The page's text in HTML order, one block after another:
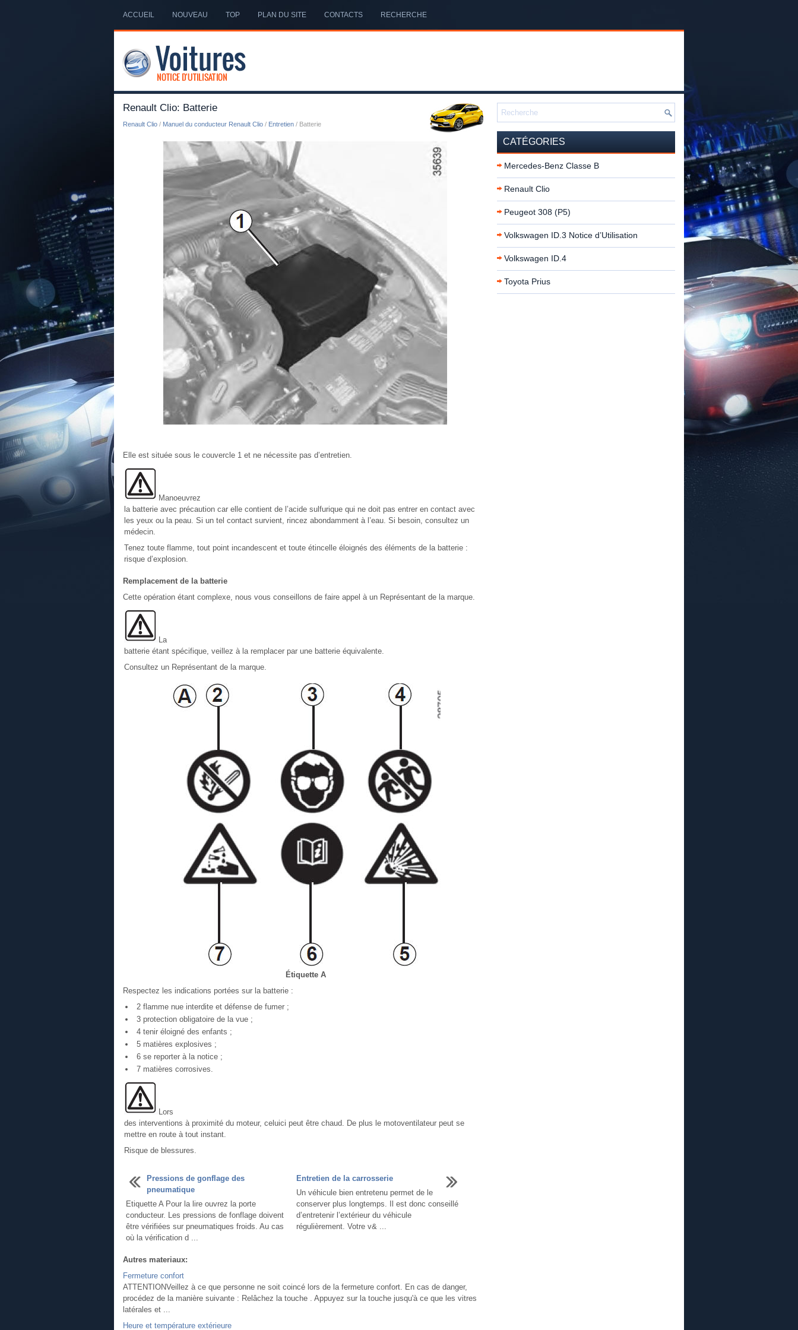
ACCUEIL NOUVEAU TOP PLAN DU SITE CONTACTS RECHERCHE
Renault Clio: Batterie
Renault Clio / Manuel du conducteur Renault Clio / Entretien / Batterie
Elle est située sous le couvercle 1 et ne nécessite pas d’entretien.
Manoeuvrez
la batterie avec précaution car elle contient de l’acide sulfurique qui ne doit pas entrer en contact avec
les yeux ou la peau. Si un tel contact survient, rincez abondamment à l’eau. Si besoin, consultez un
médecin.
Tenez toute flamme, tout point incandescent et toute étincelle éloignés des éléments de la batterie :
risque d’explosion.
Remplacement de la batterie
Cette opération étant complexe, nous vous conseillons de faire appel à un Représentant de la marque.
La
batterie étant spécifique, veillez à la remplacer par une batterie équivalente.
Consultez un Représentant de la marque.
Étiquette A
Respectez les indications portées sur la batterie :
2 flamme nue interdite et défense de fumer ;
3 protection obligatoire de la vue ;
4 tenir éloigné des enfants ;
5 matières explosives ;
6 se reporter à la notice ;
7 matières corrosives.
Lors
des interventions à proximité du moteur, celuici peut être chaud. De plus le motoventilateur peut se
mettre en route à tout instant.
Risque de blessures.
Pressions de gonflage des
pneumatique
Etiquette A Pour la lire ouvrez la porte
conducteur. Les pressions de fonflage doivent
être vérifiées sur pneumatiques froids. Au cas
où la vérification d ...
Entretien de la carrosserie
Un véhicule bien entretenu permet de le
conserver plus longtemps. Il est donc conseillé
d’entretenir l’extérieur du véhicule
régulièrement. Votre v& ...
Autres materiaux:
Fermeture confort
ATTENTIONVeillez à ce que personne ne soit coincé lors de la fermeture confort. En cas de danger,
procédez de la manière suivante : Relâchez la touche . Appuyez sur la touche jusqu'à ce que les vitres
latérales et ...
Heure et température extérieure
CATÉGORIES
Mercedes-Benz Classe B
Renault Clio
Peugeot 308 (P5)
Volkswagen ID.3 Notice d’Utilisation
Volkswagen ID.4
Toyota Prius